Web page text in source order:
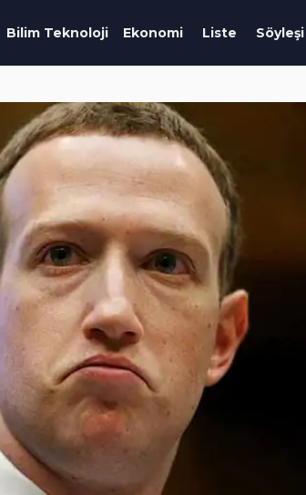
Bilim Teknoloji Ekonomi Liste Söyleşi